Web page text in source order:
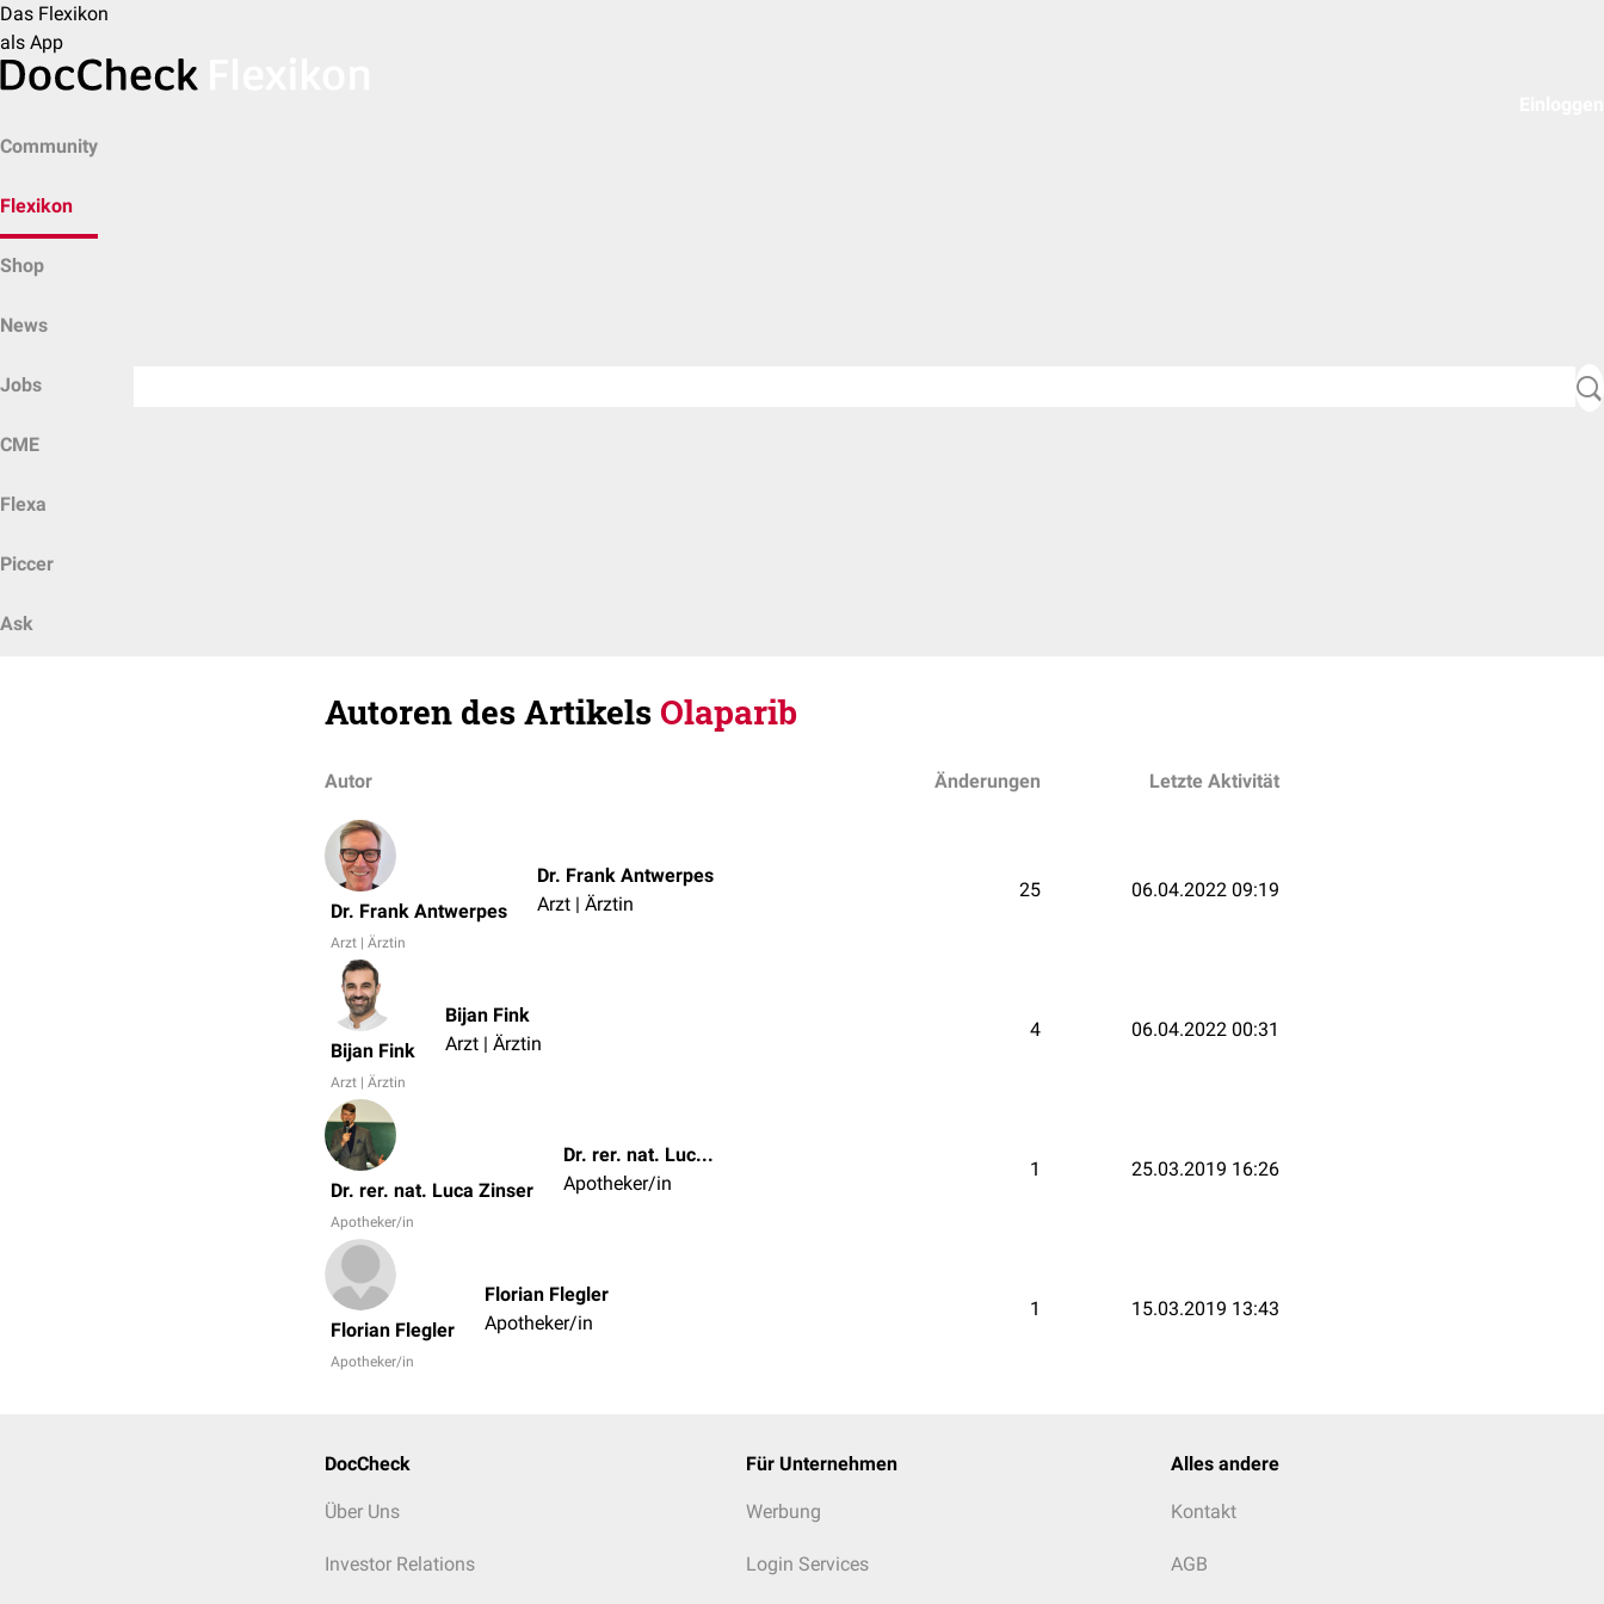
Das Flexikon
als App
Community
Flexikon
Shop
News
Jobs
CME
Flexa
Piccer
Ask
Autoren des Artikels Olaparib
Autor Änderungen Letzte Aktivität
Dr. Frank Antwerpes
Arzt | Ärztin
Dr. Frank Antwerpes
Arzt | Ärztin
25 06.04.2022 09:19
Bijan Fink
Arzt | Ärztin
Bijan Fink
Arzt | Ärztin
4 06.04.2022 00:31
Dr. rer. nat. Luca Zinser
Apotheker/in
Dr. rer. nat. Luca Zinser
Apotheker/in
1 25.03.2019 16:26
Florian Flegler
Apotheker/in
Florian Flegler
Apotheker/in
1 15.03.2019 13:43
DocCheck
Über Uns
Investor Relations
Für Unternehmen
Werbung
Login Services
Alles andere
Kontakt
AGB